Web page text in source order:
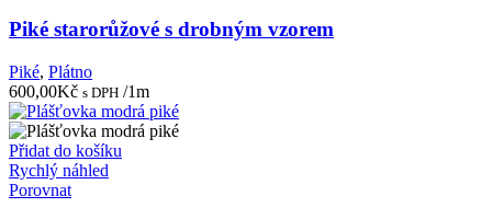
Piké starorůžové s drobným vzorem
Piké, Plátno
600,00Kč s DPH /1m
Přidat do košíku
Rychlý náhled
Porovnat